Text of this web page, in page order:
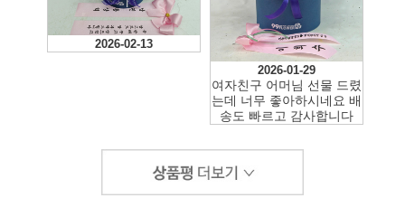
2026-03-12
2026-02-13
2026-01-29
여자친구 어머님 선물 드렸
는데 너무 좋아하시네요 배
송도 빠르고 감사합니다